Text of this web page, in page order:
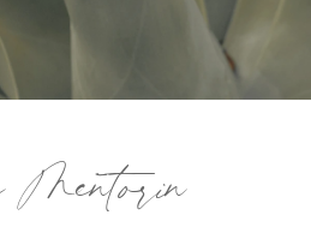
Mentorin